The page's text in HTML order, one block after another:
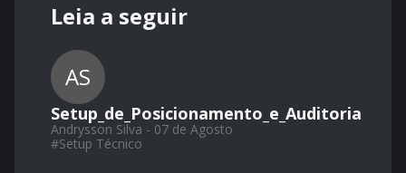
Leia a seguir
AS
Setup_de_Posicionamento_e_Auditoria
Andrysson Silva - 07 de Agosto
#Setup Técnico